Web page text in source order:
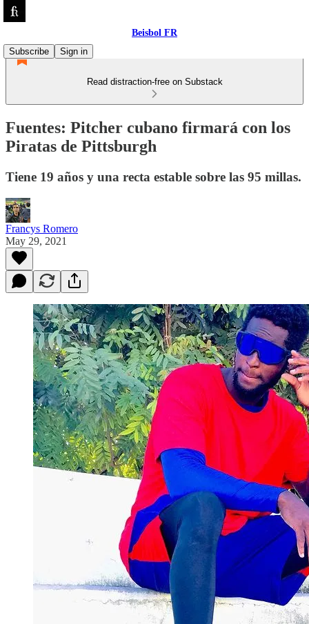
Beisbol FR
Subscribe
Sign in
Read distraction-free on Substack
Fuentes: Pitcher cubano firmará con los
Piratas de Pittsburgh
Tiene 19 años y una recta estable sobre las 95 millas.
Francys Romero
May 29, 2021